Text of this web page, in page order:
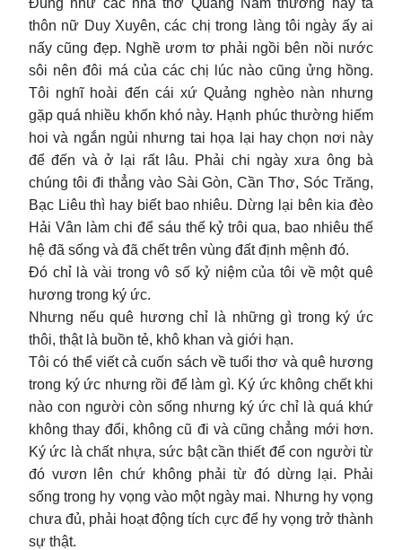
Đúng như các nhà thơ Quảng Nam thường hay tả
thôn nữ Duy Xuyên, các chị trong làng tôi ngày ấy ai
nấy cũng đẹp. Nghề ươm tơ phải ngồi bên nồi nước
sôi nên đôi má của các chị lúc nào cũng ửng hồng.
Tôi nghĩ hoài đến cái xứ Quảng nghèo nàn nhưng
gặp quá nhiều khốn khó này. Hạnh phúc thường hiếm
hoi và ngắn ngủi nhưng tai họa lại hay chọn nơi này
để đến và ở lại rất lâu. Phải chi ngày xưa ông bà
chúng tôi đi thẳng vào Sài Gòn, Cần Thơ, Sóc Trăng,
Bạc Liêu thì hay biết bao nhiêu. Dừng lại bên kia đèo
Hải Vân làm chi để sáu thế kỷ trôi qua, bao nhiêu thế
hệ đã sống và đã chết trên vùng đất định mệnh đó.
Đó chỉ là vài trong vô số kỷ niệm của tôi về một quê
hương trong ký ức.
Nhưng nếu quê hương chỉ là những gì trong ký ức
thôi, thật là buồn tẻ, khô khan và giới hạn.
Tôi có thể viết cả cuốn sách về tuổi thơ và quê hương
trong ký ức nhưng rồi để làm gì. Ký ức không chết khi
nào con người còn sống nhưng ký ức chỉ là quá khứ
không thay đổi, không cũ đi và cũng chẳng mới hơn.
Ký ức là chất nhựa, sức bật cần thiết để con người từ
đó vươn lên chứ không phải từ đó dừng lại. Phải
sống trong hy vọng vào một ngày mai. Nhưng hy vọng
chưa đủ, phải hoạt động tích cực để hy vọng trở thành
sự thật.